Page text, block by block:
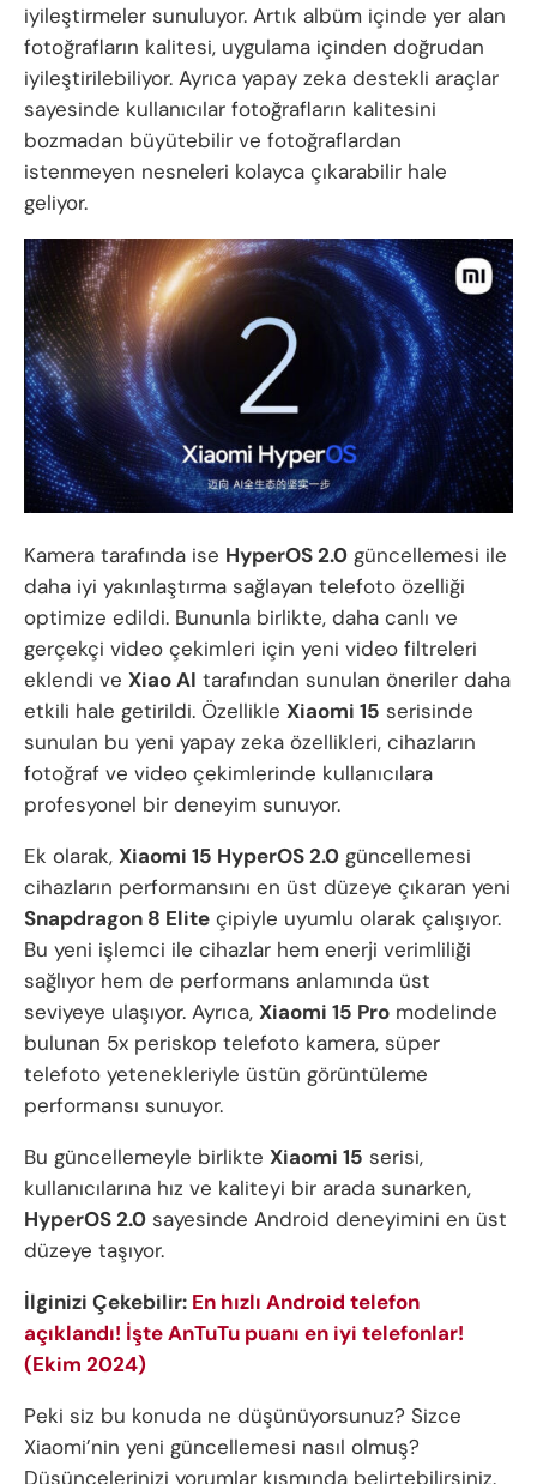
iyileştirmeler sunuluyor. Artık albüm içinde yer alan
fotoğrafların kalitesi, uygulama içinden doğrudan
iyileştirilebiliyor. Ayrıca yapay zeka destekli araçlar
sayesinde kullanıcılar fotoğrafların kalitesini
bozmadan büyütebilir ve fotoğraflardan
istenmeyen nesneleri kolayca çıkarabilir hale
geliyor.
Kamera tarafında ise HyperOS 2.0 güncellemesi ile
daha iyi yakınlaştırma sağlayan telefoto özelliği
optimize edildi. Bununla birlikte, daha canlı ve
gerçekçi video çekimleri için yeni video filtreleri
eklendi ve Xiao AI tarafından sunulan öneriler daha
etkili hale getirildi. Özellikle Xiaomi 15 serisinde
sunulan bu yeni yapay zeka özellikleri, cihazların
fotoğraf ve video çekimlerinde kullanıcılara
profesyonel bir deneyim sunuyor.
Ek olarak, Xiaomi 15 HyperOS 2.0 güncellemesi
cihazların performansını en üst düzeye çıkaran yeni
Snapdragon 8 Elite çipiyle uyumlu olarak çalışıyor.
Bu yeni işlemci ile cihazlar hem enerji verimliliği
sağlıyor hem de performans anlamında üst
seviyeye ulaşıyor. Ayrıca, Xiaomi 15 Pro modelinde
bulunan 5x periskop telefoto kamera, süper
telefoto yetenekleriyle üstün görüntüleme
performansı sunuyor.
Bu güncellemeyle birlikte Xiaomi 15 serisi,
kullanıcılarına hız ve kaliteyi bir arada sunarken,
HyperOS 2.0 sayesinde Android deneyimini en üst
düzeye taşıyor.
İlginizi Çekebilir: En hızlı Android telefon
açıklandı! İşte AnTuTu puanı en iyi telefonlar!
(Ekim 2024)
Peki siz bu konuda ne düşünüyorsunuz? Sizce
Xiaomi’nin yeni güncellemesi nasıl olmuş?
Düşüncelerinizi yorumlar kısmında belirtebilirsiniz.